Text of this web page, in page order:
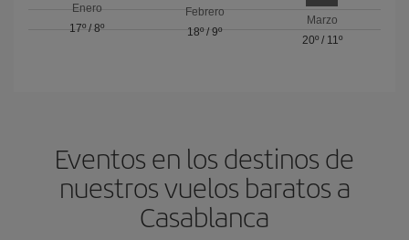
Enero
17º /8º
Febrero
18º/ 9º
Marzo
20º/ 11º
Eventos en los destinos de
nuestros vuelos baratos a
Casablanca